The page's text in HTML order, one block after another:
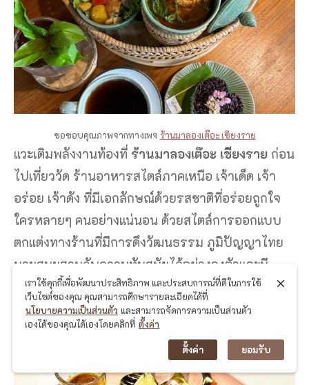
ขอขอบคุณภาพจากทางเพจ ร้านมาลองเต๊อะ เชียงราย
แวะเติมพลังงานท้องที่ ร้านมาลองเต๊อะ เชียงราย ก่อน
ไปเที่ยววัด ร้านอาหารสไตล์ภาคเหนือ เจ้าเด็ด เจ้า
อร่อย เจ้าดัง ที่มีเอกลักษณ์ด้วยรสชาติที่อร่อยถูกใจ
ใครหลายๆ คนอย่างแน่นอน ด้วยสไตล์การออกแบบ
ตกแต่งทางร้านที่มีการดึงวัฒนธรรม ภูมิปัญญาไทย
มาผสมผสานกับความทันสมัยได้อย่างลงตัวและมี
ความสวยงาม
เราใช้คุกกี้เพื่อพัฒนาประสิทธิภาพ และประสบการณ์ที่ดีในการใช้
เว็บไซต์ของคุณ คุณสามารถศึกษารายละเอียดได้ที่
นโยบายความเป็นส่วนตัว และสามารถจัดการความเป็นส่วนตัว
เองได้ของคุณได้เองโดยคลิกที่ ตั้งค่า
ตั้งค่า ยอมรับ